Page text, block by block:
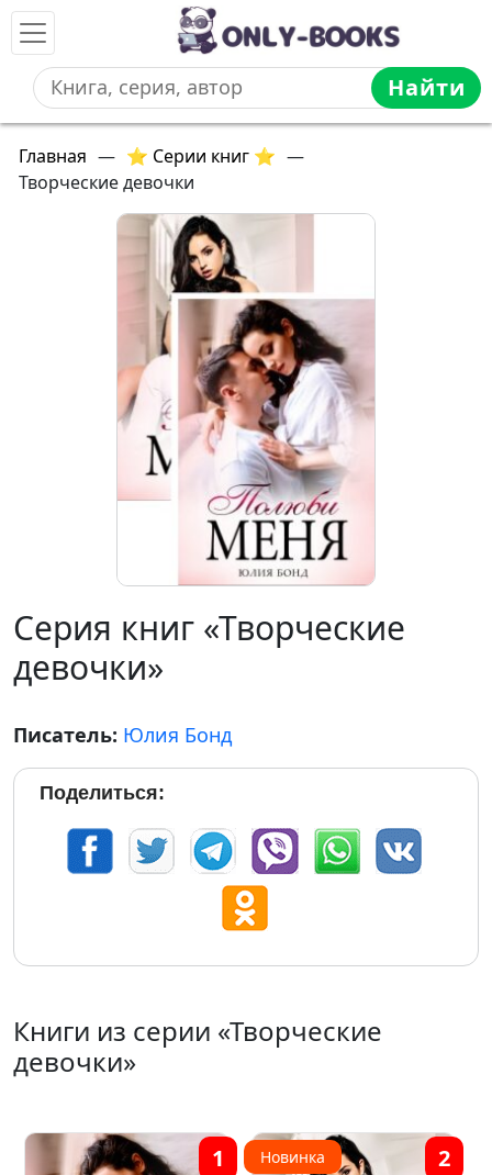
Найти
Главная — ⭐ Серии книг ⭐ —
Творческие девочки
Серия книг «Творческие
девочки»
Писатель: Юлия Бонд
Поделиться:
Книги из серии «Творческие
девочки»
1 Новинка 2